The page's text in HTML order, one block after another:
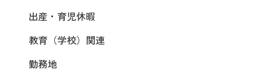
出産・育児休暇
教育（学校）関連
勤務地